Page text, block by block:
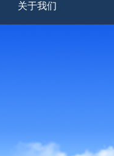
关于我们